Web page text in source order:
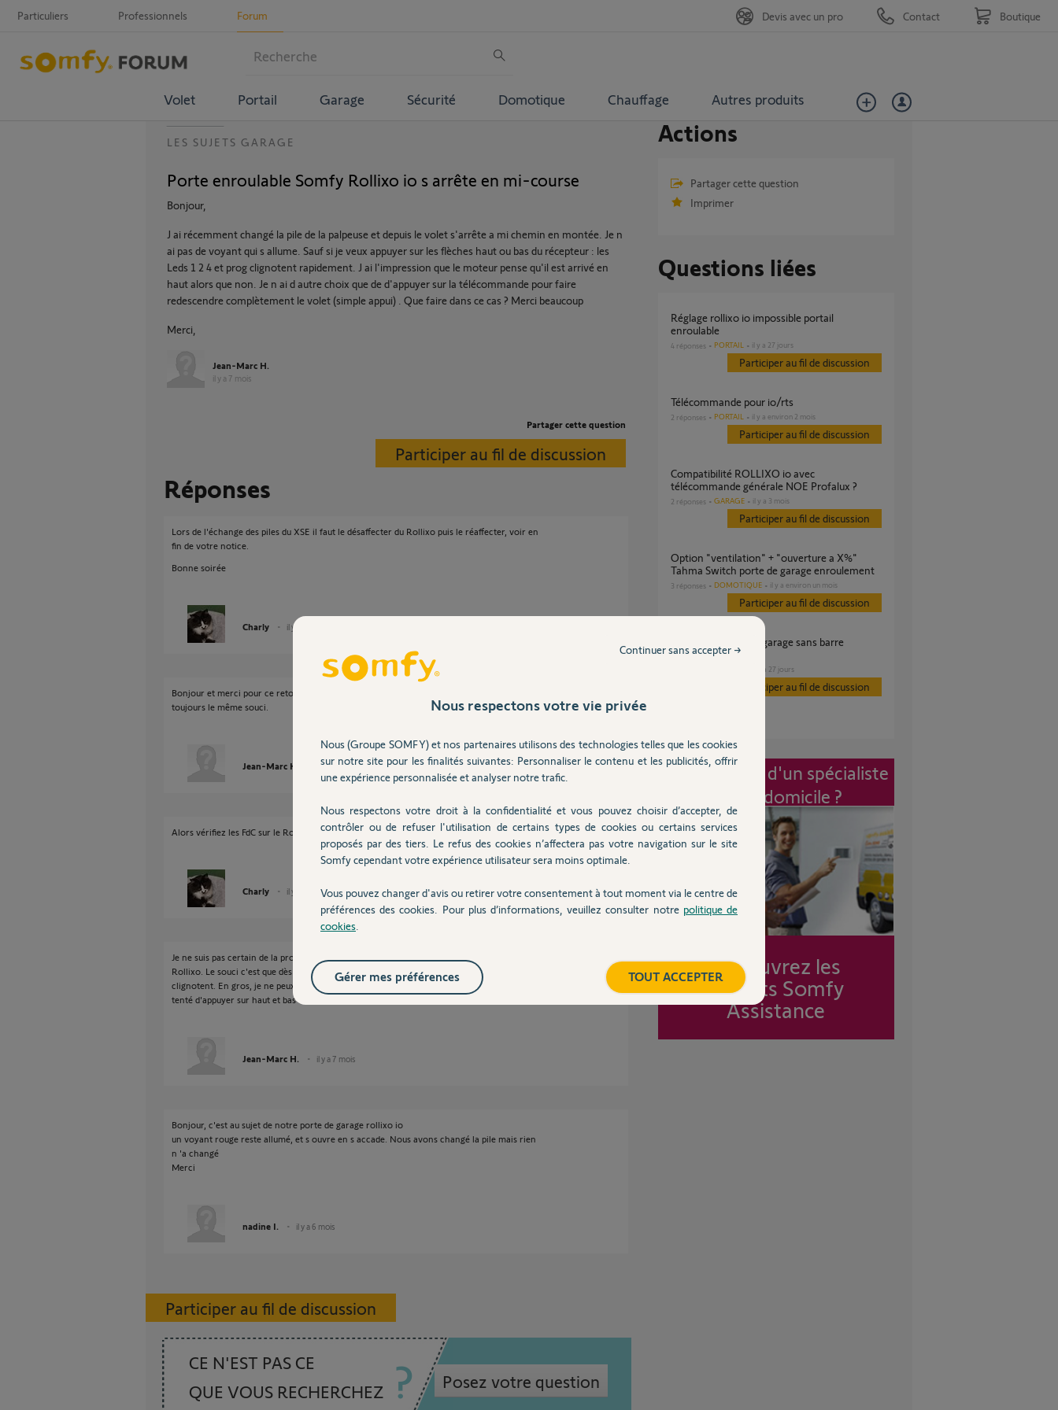
Particuliers Professionnels Forum
Volet Portail Garage Sécurité Domotique Chauffage Autres produits
Devis avec un pro Contact Boutique
LES SUJETS GARAGE
Porte enroulable Somfy Rollixo io s arrête en mi-course
Bonjour,
J ai récemment changé la pile de la palpeuse et depuis le volet s'arrête a mi chemin en montée. Je n
ai pas de voyant qui s allume. Sauf si je veux appuyer sur les flèches haut ou bas du récepteur : les
Leds 1 2 4 et prog clignotent rapidement. J ai l'impression que le moteur pense qu'il est arrivé en
haut alors que non. Je n ai d autre choix que de d'appuyer sur la télécommande pour faire
redescendre complètement le volet (simple appui) . Que faire dans ce cas ? Merci beaucoup
Merci,
Jean-Marc H.
il y a 7 mois
Partager cette question
Participer au fil de discussion
Réponses
Lors de l'échange des piles du XSE il faut le désaffecter du Rollixo puis le réaffecter, voir en
fin de votre notice.
Bonne soirée
Charly il y a 7 mois
Bonjour et merci pour ce retour rapide. J'ai en effet deja réalisé cette étape mais j'ai hélas
toujours le même souci.
Jean-Marc H. il y a 7 mois
Alors vérifiez les FdC sur le Rollixo et non pas sur la tête moteur.
Charly il y a 7 mois
Je ne suis pas certain de la procédure pour vérifier les fdc directement sur le récepteur
Rollixo. Le souci c'est que dès que je touche aux boutons flèches haut et bas, les.diodes
clignotent. En gros, je ne peux plus me servir des boutons flèches sur le récepteur. J ai
tenté d'appuyer sur haut et bas en meme temps mais ca ne fait rien.
Jean-Marc H. il y a 7 mois
Bonjour, c'est au sujet de notre porte de garage rollixo io
un voyant rouge reste allumé, et s ouvre en s accade. Nous avons changé la pile mais rien
n 'a changé
Merci
nadine I. il y a 6 mois
Participer au fil de discussion
CE N'EST PAS CE
QUE VOUS RECHERCHEZ
Posez votre question
Actions
Partager cette question
Imprimer
Questions liées
Réglage rollixo io impossible portail
enroulable
4 réponses PORTAIL il y a 27 jours
Participer au fil de discussion
télécommande pour io/rts
2 réponses PORTAIL il y a environ 2 mois
Participer au fil de discussion
compatibilité ROLLIXO io avec
télécommande générale NOE Profalux ?
2 réponses GARAGE il y a 3 mois
Participer au fil de discussion
Option "ventilation" + "ouverture a X%"
Tahma Switch porte de garage enroulement
3 réponses DOMOTIQUE il y a environ un mois
Participer au fil de discussion
palpeuse, possible?
il y a 27 jours
Participer au fil de discussion
Intervention d'un spécialiste
à mon domicile ?
Découvrez les
forfaits Somfy
Assistance
Nous respectons votre vie privée
Nous (Groupe SOMFY) et nos partenaires utilisons des technologies telles que les cookies
sur notre site pour les finalités suivantes: Personnaliser le contenu et les publicités, offrir
une expérience personnalisée et analyser notre trafic.
Nous respectons votre droit à la confidentialité et vous pouvez choisir d’accepter, de
contrôler ou de refuser l'utilisation de certains types de cookies ou certains services
proposés par des tiers. Le refus des cookies n’affectera pas votre navigation sur le site
Somfy cependant votre expérience utilisateur sera moins optimale.
Vous pouvez changer d'avis ou retirer votre consentement à tout moment via le centre de
préférences des cookies. Pour plus d’informations, veuillez consulter notre politique de
cookies
Continuer sans accepter →
TOUT ACCEPTER
Gérer mes préférences